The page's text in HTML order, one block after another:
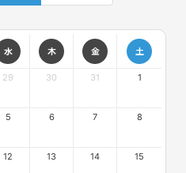
水 木 金 土
29 30 31 1
5 6 7 8
12 13 14 15